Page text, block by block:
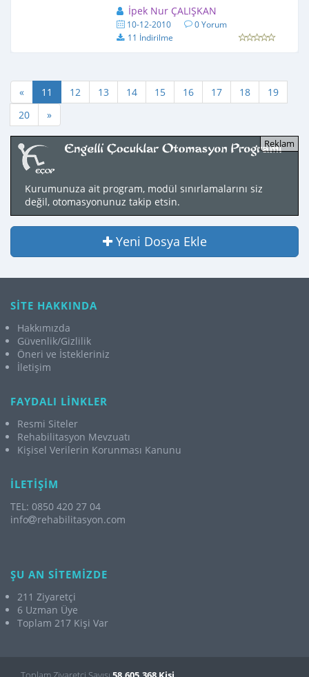
İpek Nur ÇALIŞKAN
10-12-2010
0 Yorum
11 İndirilme
« 11 12 13 14 15 16 17 18
19
20
»
Kurumunuza ait program, modül sınırlamalarını siz
değil, otomasyonunuz takip etsin.
Yeni Dosya Ekle
SİTE HAKKINDA
Hakkımızda
Güvenlik/Gizlilik
Öneri ve İstekleriniz
İletişim
FAYDALI LİNKLER
Resmi Siteler
Rehabilitasyon Mevzuatı
Kişisel Verilerin Korunması Kanunu
İLETİŞİM
TEL: 0850 420 27 04
info
rehabilitasyon.com
ŞU AN SİTEMİZDE
211 Ziyaretçi
6 Uzman Üye
Toplam 217 Kişi Var